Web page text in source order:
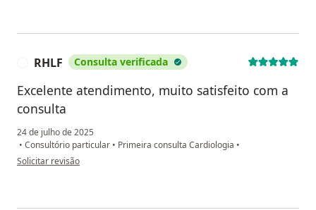
RHLF Consulta verificada
Excelente atendimento, muito satisfeito com a
consulta
24 de julho de 2025
• Consultório particular • Primeira consulta Cardiologia •
na opinião do utilizador RHLF
Solicitar revisão